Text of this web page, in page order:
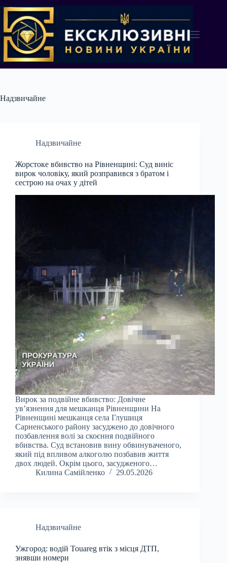
до
вмісту
Надзвичайне
Надзвичайне
Жорстоке вбивство на Рівненщині: Суд виніс
вирок чоловіку, який розправився з братом і
сестрою на очах у дітей
Вирок за подвійне вбивство: Довічне
ув’язнення для мешканця Рівненщини На
Рівненщині мешканця села Глушиця
Сарненського району засуджено до довічного
позбавлення волі за скоєння подвійного
вбивства. Суд встановив вину обвинуваченого,
який під впливом алкоголю позбавив життя
двох людей. Окрім цього, засудженого…
Килина Самійленко
29.05.2026
Надзвичайне
Ужгород: водій Touareg втік з місця ДТП,
знявши номери